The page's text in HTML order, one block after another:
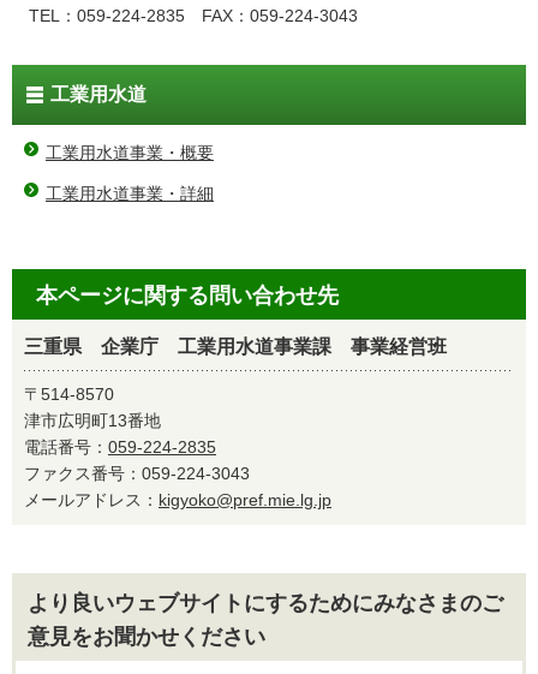
TEL：059-224-2835 FAX：059-224-3043
工業用水道
工業用水道事業・概要
工業用水道事業・詳細
本ページに関する問い合わせ先
三重県 企業庁 工業用水道事業課 事業経営班
〒514-8570
津市広明町13番地
電話番号： 059-224-2835
ファクス番号：059-224-3043
メールアドレス： kigyoko@pref.mie.lg.jp
より良いウェブサイトにするためにみなさまのご
意見をお聞かせください